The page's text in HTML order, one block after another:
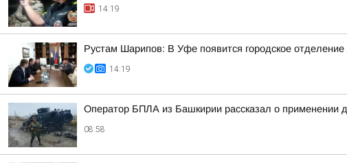
14:19
Рустам Шарипов: В Уфе появится городское
14:19
Оператор БПЛА из Башкирии рассказал о применении
08:58